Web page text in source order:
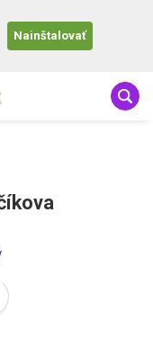
Nainštalovať